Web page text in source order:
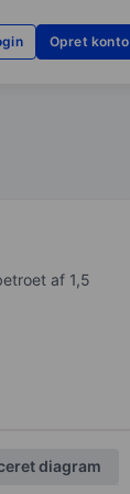
Opret konto
af 1,5
diagram